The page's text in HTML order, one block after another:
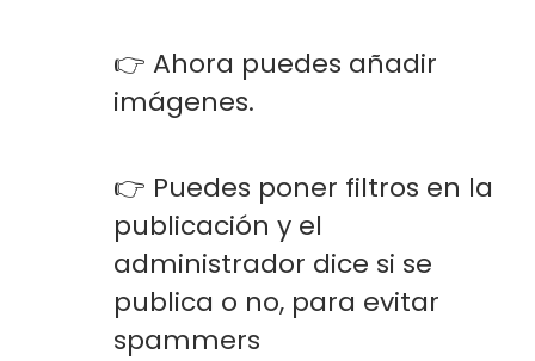
👉 Ahora puedes añadir
imágenes.
👉 Puedes poner filtros en la
publicación y el
administrador dice si se
publica o no, para evitar
spammers